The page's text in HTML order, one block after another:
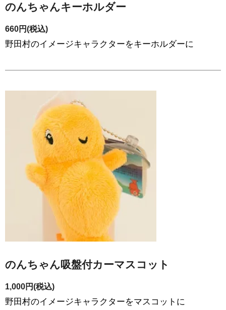
のんちゃんキーホルダー
660円(税込)
野田村のイメージキャラクターをキーホルダーに
のんちゃん吸盤付カーマスコット
1,000円(税込)
野田村のイメージキャラクターをマスコットに